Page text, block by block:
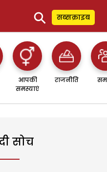
⚲ सब्सक्राइब
आपकी
समस्याएं
राजनीति
सोच